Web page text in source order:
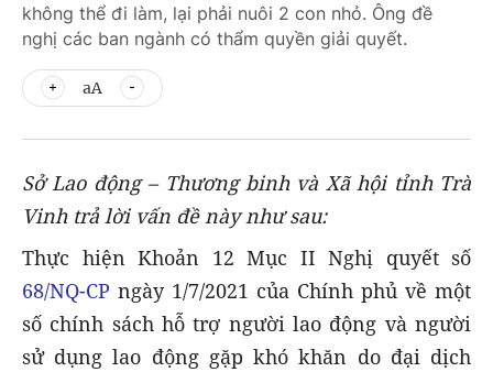
không thể đi làm, lại phải nuôi 2 con nhỏ. Ông đề
nghị các ban ngành có thẩm quyền giải quyết.
aA
Sở Lao động – Thương binh và Xã hội tỉnh Trà
Vinh trả lời vấn đề này như sau:
Thực hiện Khoản 12 Mục II Nghị quyết số
68/NQ-CP ngày 1/7/2021 của Chính phủ về một
số chính sách hỗ trợ người lao động và người
sử dụng lao động gặp khó khăn do đại dịch